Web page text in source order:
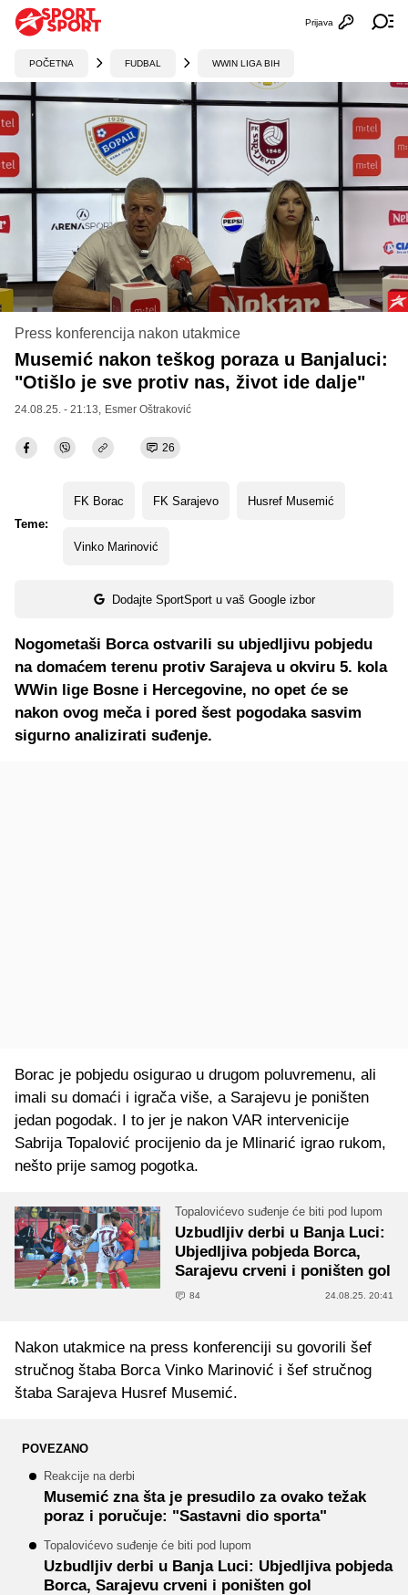
Otvori
Prijava
POČETNA FUDBAL WWIN LIGA BIH
Press konferencija nakon utakmice
Musemić nakon teškog poraza u Banjaluci:
"Otišlo je sve protiv nas, život ide dalje"
24.08.25. - 21:13, Esmer Oštraković
26
Teme:
FK Borac FK Sarajevo Husref Musemić
Vinko Marinović
Dodajte SportSport u vaš Google izbor
Nogometaši Borca ostvarili su ubjedljivu pobjedu
na domaćem terenu protiv Sarajeva u okviru 5. kola
WWin lige Bosne i Hercegovine, no opet će se
nakon ovog meča i pored šest pogodaka sasvim
sigurno analizirati suđenje.
Borac je pobjedu osigurao u drugom poluvremenu, ali
imali su domaći i igrača više, a Sarajevu je poništen
jedan pogodak. I to jer je nakon VAR intervenicije
Sabrija Topalović procijenio da je Mlinarić igrao rukom,
nešto prije samog pogotka.
Topalovićevo suđenje će biti pod lupom
Uzbudljiv derbi u Banja Luci:
Ubjedljiva pobjeda Borca,
Sarajevu crveni i poništen gol
84 24.08.25. 20:41
Nakon utakmice na press konferenciji su govorili šef
stručnog štaba Borca Vinko Marinović i šef stručnog
štaba Sarajeva Husref Musemić.
POVEZANO
Reakcije na derbi
Musemić zna šta je presudilo za ovako težak
poraz i poručuje: "Sastavni dio sporta"
Topalovićevo suđenje će biti pod lupom
Uzbudljiv derbi u Banja Luci: Ubjedljiva pobjeda
Borca, Sarajevu crveni i poništen gol